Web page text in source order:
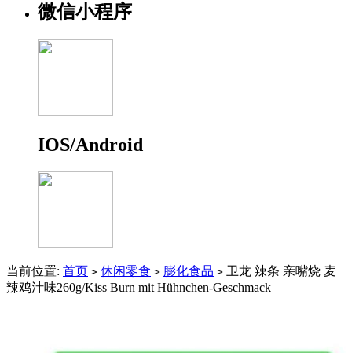
微信小程序
IOS/Android
当前位置: 首页 > 休闲零食 > 膨化食品 > 卫龙 辣条 亲嘴烧 麦
辣鸡汁味260g/Kiss Burn mit Hühnchen-Geschmack